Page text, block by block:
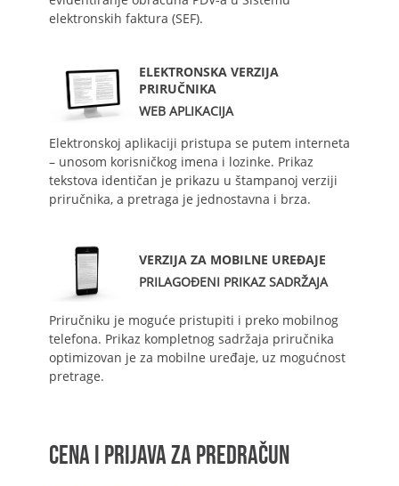
elektronskih faktura (SEF).
ELEKTRONSKA VERZIJA
PRIRUČNIKA
WEB APLIKACIJA
Elektronskoj aplikaciji pristupa se putem interneta
– unosom korisničkog imena i lozinke. Prikaz
tekstova identičan je prikazu u štampanoj verziji
priručnika, a pretraga je jednostavna i brza.
VERZIJA ZA MOBILNE UREĐAJE
PRILAGOĐENI PRIKAZ SADRŽAJA
Priručniku je moguće pristupiti i preko mobilnog
telefona. Prikaz kompletnog sadržaja priručnika
optimizovan je za mobilne uređaje, uz mogućnost
pretrage.
CENA I PRIJAVA ZA PREDRAČUN